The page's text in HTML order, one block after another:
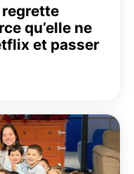
regrette
qu’elle ne
et passer